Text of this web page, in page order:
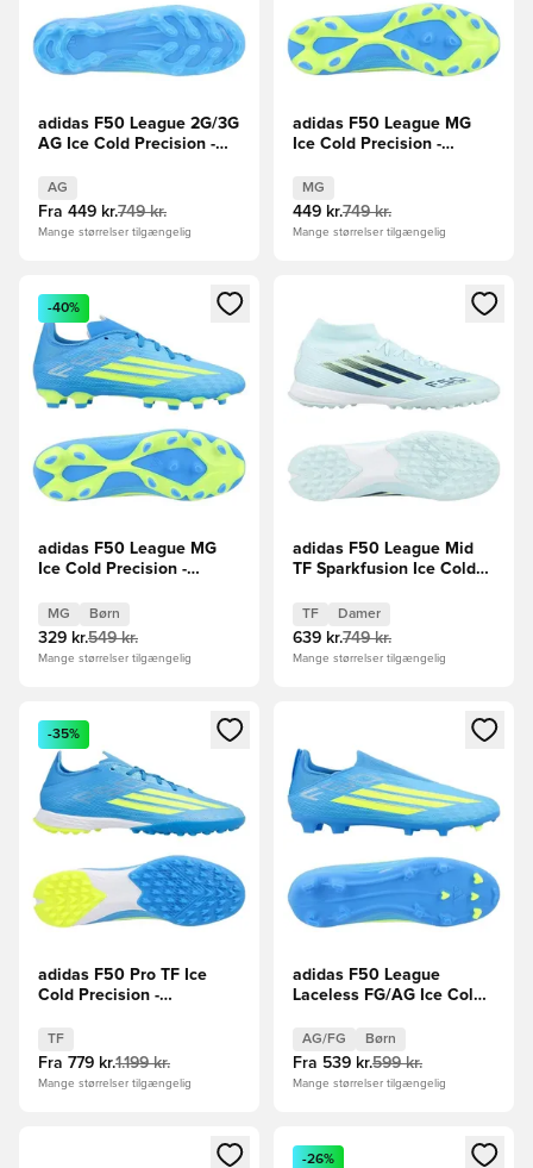
adidas F50 League 2G/3G
AG Ice Cold Precision -
AG
Fra 449 kr.749 kr.
Mange størrelser tilgængelig
adidas F50 League MG
Ice Cold Precision -
MG
449 kr.749 kr.
Mange størrelser tilgængelig
Åbner en Modal til at logge ind eller tilmelde dig som
-40%
adidas F50 League MG
Ice Cold Precision -
MG Børn
329 kr.549 kr.
Mange størrelser tilgængelig
Åbner en Modal til at logge
adidas F50 League Mid
TF Sparkfusion Ice Cold
Lyseblå/Hvid/Gul Kvinde
TF Damer
639 kr.749 kr.
Mange størrelser tilgængelig
Åbner en Modal til at logge ind eller tilmelde dig som
-35%
adidas F50 Pro TF Ice
Cold Precision -
TF
Fra 779 kr.1.199 kr.
Mange størrelser tilgængelig
Åbner en Modal til at logge
adidas F50 League
Laceless FG/AG Ice Cold
Blå/Gul/Lyseblå Børn
AG/FG Børn
Fra 539 kr.599 kr.
Mange størrelser tilgængelig
Åbner en Modal til at logge ind eller tilmelde dig som
Åbner en Modal til at logge
-26%